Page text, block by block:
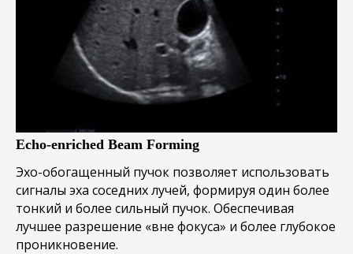
Echo-enriched Beam Forming
Эхо-обогащенный пучок позволяет использовать
сигналы эха соседних лучей, формируя один более
тонкий и более сильный пучок. Обеспечивая
лучшее разрешение «вне фокуса» и более глубокое
проникновение.